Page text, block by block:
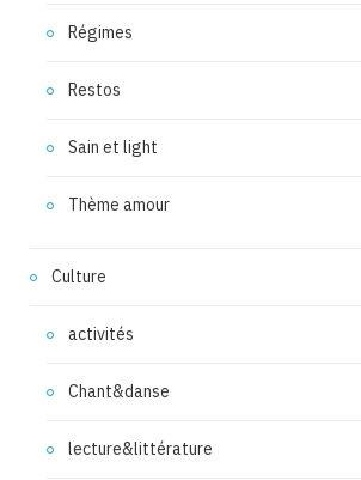
Régimes
Restos
Sain et light
Thème amour
Culture
activités
Chant&danse
lecture&littérature